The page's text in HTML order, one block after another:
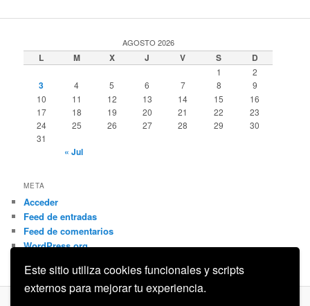
Este sitio utiliza cookies funcionales y scripts
externos para mejorar tu experiencia.
AGOSTO 2026
L M X J V S D
1 2
3 4 5 6 7 8
9
10
11 12 13 14 15
16
17
18 19 20 21 22
23
24
25 26 27 28 29
30
31
« Jul
META
Acceder
Feed de entradas
Feed de comentarios
WordPress.org